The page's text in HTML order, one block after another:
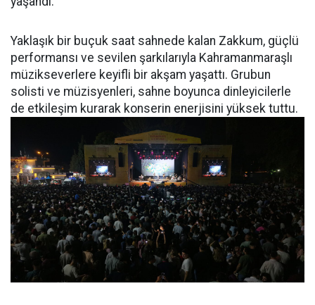
Yaklaşık bir buçuk saat sahnede kalan Zakkum, güçlü
performansı ve sevilen şarkılarıyla Kahramanmaraşlı
müzikseverlere keyifli bir akşam yaşattı. Grubun
solisti ve müzisyenleri, sahne boyunca dinleyicilerle
de etkileşim kurarak konserin enerjisini yüksek tuttu.